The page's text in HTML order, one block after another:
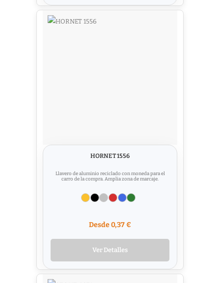
HORNET 1556
Llavero de aluminio reciclado con moneda para el
carro de la compra. Amplia zona de marcaje.
Desde 0,37 €
Ver Detalles